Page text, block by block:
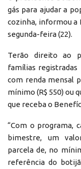
gás para ajudar a
cozinha, informou a
segunda-feira (22).
Terão direito ao
famílias
com renda mensal
mínimo (R$ 550) ou
que receba o
“Com o programa,
bimestre, um
parcela de, no
referência do